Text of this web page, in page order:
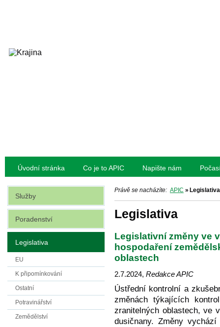
Úvodní stránka Co je to APIC Napište nám
Právě se nacházíte: APIC » Legislativa
Legislativa
Legislativní změny ve
hospodaření
oblastech
2.7.2024, Redakce APIC
Ústřední kontrolní a
změnách týkajících
zranitelných oblastech, ve
dusičnany. Změny
Služby
Poradenství
Legislativa
EU
K připomínkování
Ostatní
Potravinářství
Zemědělství